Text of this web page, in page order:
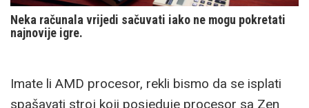
Neka računala vrijedi sačuvati iako ne mogu pokretati
najnovije igre.
Imate li AMD procesor, rekli bismo da se isplati
spašavati stroj koji posjeduje procesor sa Zen